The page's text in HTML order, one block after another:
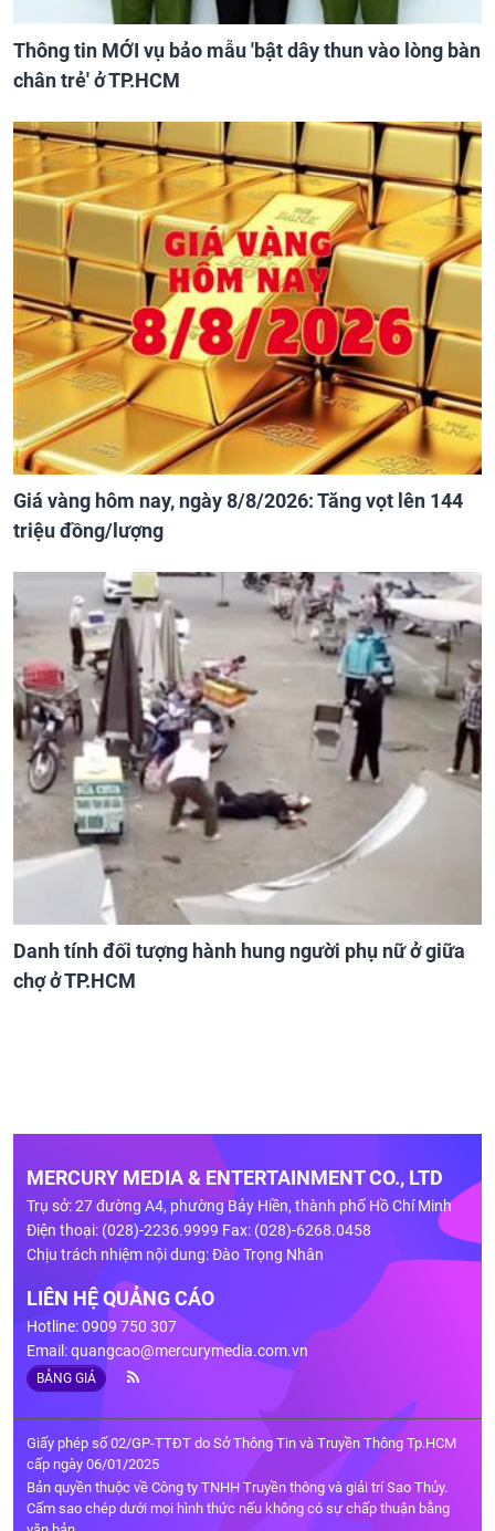
Thông tin MỚI vụ bảo mẫu 'bật dây thun vào lòng bàn
chân trẻ' ở TP.HCM
Giá vàng hôm nay, ngày 8/8/2026: Tăng vọt lên 144
triệu đồng/lượng
Danh tính đối tượng hành hung người phụ nữ ở giữa
chợ ở TP.HCM
MERCURY MEDIA & ENTERTAINMENT CO., LTD
Trụ sở: 27 đường A4, phường Bảy Hiền, thành phố Hồ Chí Minh
Điện thoại: (028)-2236.9999 Fax: (028)-6268.0458
Chịu trách nhiệm nội dung: Đào Trọng Nhân
LIÊN HỆ QUẢNG CÁO
Hotline: 0909 750 307
Email:quangcao@mercurymedia.com.vn
BẢNG GIÁ
Giấy phép số 02/GP-TTĐT do Sở Thông Tin và Truyền Thông Tp.HCM
cấp ngày 06/01/2025
Bản quyền thuộc về Công ty TNHH Truyền thông và giải trí Sao Thủy.
Cấm sao chép dưới mọi hình thức nếu không có sự chấp thuận bằng